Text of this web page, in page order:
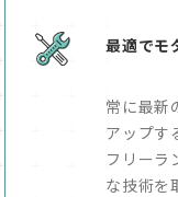
最適でモ
常に最新
アップす
フリーラ
な技術を